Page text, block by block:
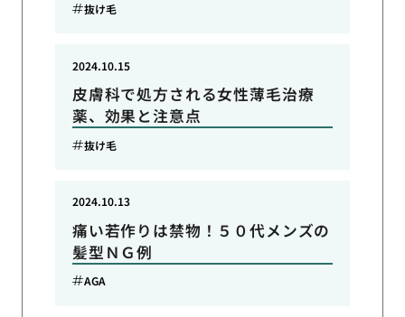
抜け毛
皮膚科で処方される女性薄毛治療
薬、効果と注意点
2024.10.15
抜け毛
痛い若作りは禁物！５０代メンズの
髪型ＮＧ例
2024.10.13
AGA